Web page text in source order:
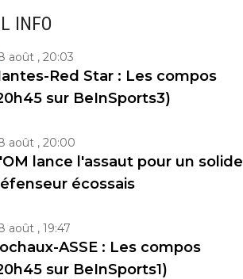
INFO
août , 20:03
Red Star : Les compos
sur BeInSports3)
août , 20:00
lance l'assaut pour un solide
écossais
août , 19:47
ASSE : Les compos
sur BeInSports1)